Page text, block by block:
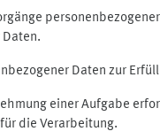
Daten zur
einer Aufgabe
die Verarbeitung.